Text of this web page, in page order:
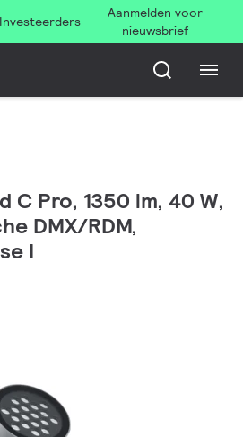
Investeerders
Aanmelden voor
nieuwsbrief
C Pro, 1350 lm, 40 W,
DMX/RDM,
I